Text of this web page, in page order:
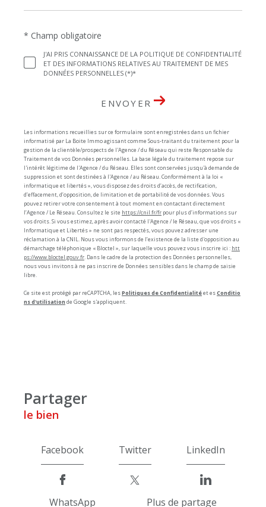
J'AI PRIS CONNAISSANCE DE LA POLITIQUE DE CONFIDENTIALITÉ
ET DES INFORMATIONS RELATIVES AU TRAITEMENT DE MES
DONNÉES PERSONNELLES (*)*
* Champ obligatoire
ENVOYER
Les informations recueillies sur ce formulaire sont enregistrées dans un fichier
informatisé par La Boite Immo agissant comme Sous-traitant du traitement pour la
gestion de la clientèle/prospects de l'Agence / du Réseau qui reste Responsable du
Traitement de vos Données personnelles. La base légale du traitement repose sur
l'intérêt légitime de l'Agence / du Réseau. Elles sont conservées jusqu'à demande de
suppression et sont destinées à l'Agence / au Réseau. Conformément à la loi «
informatique et libertés », vous disposez des droits d’accès, de rectification,
d’effacement, d’opposition, de limitation et de portabilité de vos données. Vous
pouvez retirer votre consentement à tout moment en contactant directement
l’Agence / Le Réseau. Consultez le site https://cnil.fr/fr pour plus d’informations sur
vos droits. Si vous estimez, après avoir contacté l'Agence / le Réseau, que vos droits «
Informatique et Libertés » ne sont pas respectés, vous pouvez adresser une
réclamation à la CNIL. Nous vous informons de l’existence de la liste d'opposition au
démarchage téléphonique « Bloctel », sur laquelle vous pouvez vous inscrire ici : htt
ps://www.bloctel.gouv.fr. Dans le cadre de la protection des Données personnelles,
nous vous invitons à ne pas inscrire de Données sensibles dans le champ de saisie
libre.
Ce site est protégé par reCAPTCHA, lesPolitiques de Confidentialitéet esConditio
ns d'utilisation de Google s'appliquent.
partager
le bien
Facebook Twitter LinkedIn
WhatsApp Plus de partage